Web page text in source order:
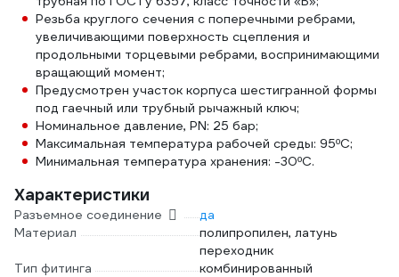
Резьба круглого сечения с поперечными ребрами,
увеличивающими поверхность сцепления и
продольными торцевыми ребрами, воспринимающими
вращающий момент;
Предусмотрен участок корпуса шестигранной формы
под гаечный или трубный рычажный ключ;
Номинальное давление, PN: 25 бар;
Максимальная температура рабочей среды: 95ºС;
Минимальная температура хранения: -30ºС.
Характеристики
Разъемное соединение
да
Материал
полипропилен, латунь
Тип фитинга
переходник
комбинированный